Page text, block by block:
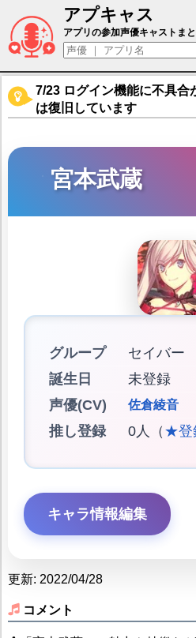
アプキャス
宮本武蔵（声優：
アプリの参加声優キャストま
7/23 ログイン機能に不具合
は復旧しています
宮本武蔵
グループ
セイバー
誕生日
未登録
声優(CV)
佐倉綾音
推し登録 0人（ ★登
キャラ情報編集
更新: 2022/04/28
コメント